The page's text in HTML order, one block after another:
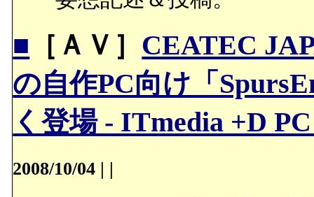
■ ［ＡＶ］ CEATEC
の自作PC向け「
く登場 - ITmedia +D
2008/10/04 | |